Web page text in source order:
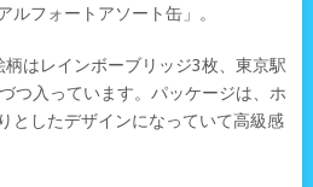
ルフォートアソート缶」。
はレインボーブリッジ3枚、東京駅
つ入っています。パッケージは、ホ
としたデザインになっていて高級感